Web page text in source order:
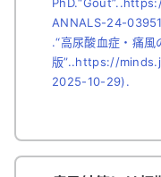
ANNALS-24-
.“高尿酸血症・痛
版”..https://
2025-10-29).